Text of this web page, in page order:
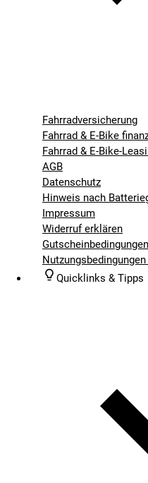
Fahrradversicherung
Fahrrad & E-Bike
Fahrrad & E-Bike-
AGB
Datenschutz
Hinweis nach
Impressum
Widerruf erklären
Gutscheinbedingungen
Quicklinks & Tipps